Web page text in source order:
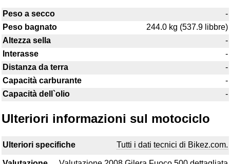
Peso a secco
-
Peso bagnato
244.0 kg (537.9 libbre)
Altezza sella
-
Interasse
-
Distanza da terra
-
Capacità carburante
-
Capacità dell`olio
-
Ulteriori informazioni sul motociclo
Ulteriori specifiche Tutti i dati tecnici di Bikez.com.